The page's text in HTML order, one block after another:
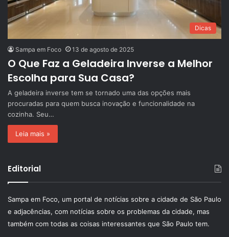
Dicas
Sampa em Foco 13 de agosto de 2025
O Que Faz a Geladeira Inverse a Melhor
Escolha para Sua Casa?
A geladeira inverse tem se tornado uma das opções mais
procuradas para quem busca inovação e funcionalidade na
cozinha. Seu…
Leia mais »
Editorial
Sampa em Foco, um portal de notícias sobre a cidade de São Paulo
e adjacências, com notícias sobre os problemas da cidade, mas
também com todas as coisas interessantes que São Paulo tem.